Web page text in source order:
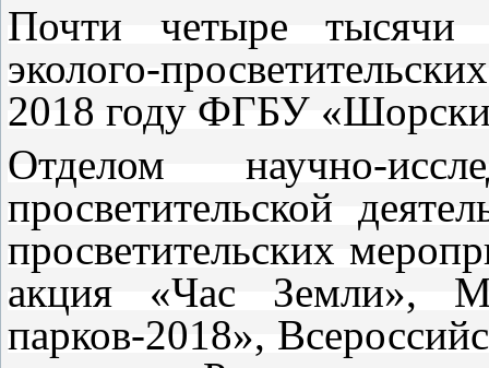
Почти четыре тысячи
эколого-
2018 году ФГБУ
Отделом научно-
просветительской
просветительских
акция «Час Земли»,
парков-2018»,